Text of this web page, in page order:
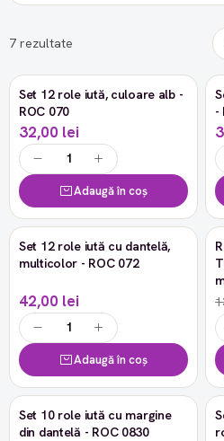
7 rezultate
Set 12 role iută, culoare alb -
ROC 070
32,00 lei
Adaugă în coș
-
Set 12 role iută cu dantelă,
multicolor - ROC 072
42,00 lei
Adaugă în coș
Set 10 role iută cu margine
din dantelă - ROC 0830